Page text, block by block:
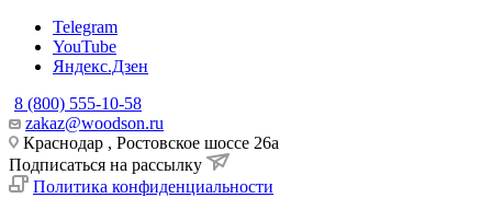
Telegram
YouTube
Яндекс.Дзен
8 (800) 555-10-58
zakaz@woodson.ru
Краснодар , Ростовское шоссе 26а
Подписаться на рассылку
Политика конфиденциальности